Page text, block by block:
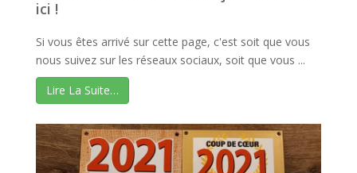
ici !
Si vous êtes arrivé sur cette page, c'est soit que vous
nous suivez sur les réseaux sociaux, soit que vous ...
Lire La Suite…